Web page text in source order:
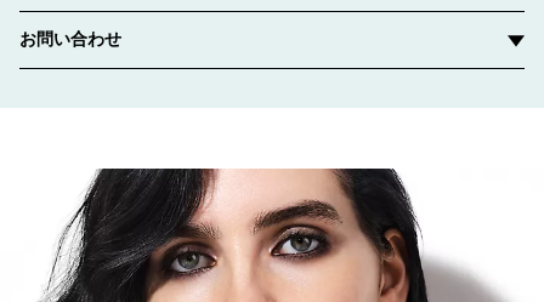
お問い合わせ